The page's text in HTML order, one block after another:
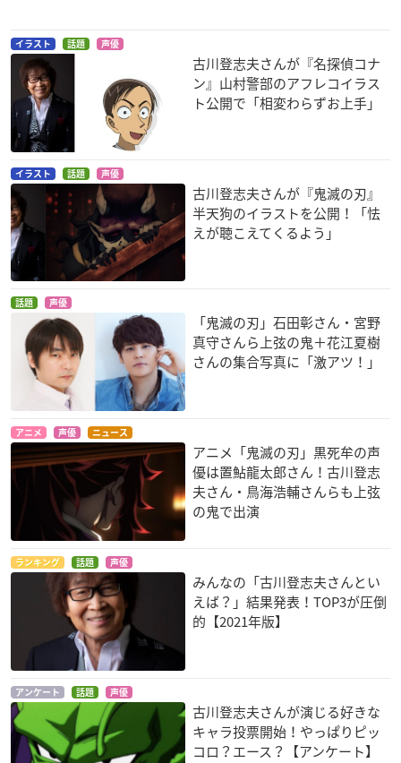
しかの恐怖
諸星あたる ピッコロ大魔王 諸星あたる
めぞん一刻 完結篇
坂本
うる星やつら 完結篇
あたる
うる星やつら 怒れ!
シャーベット
の陰謀
ルパン三世
ラムの未来はどうな
るっちゃ!?
諸星あたる
イラスト 話題 声優
古川登志夫さんが『名探偵コナ
ン』山村警部のアフレコイラス
ト公開で「相変わらずお上手」
イラスト 話題 声優
古川登志夫さんが『鬼滅の刃』
半天狗のイラストを公開！「怯
えが聴こえてくるよう」
話題 声優
「鬼滅の刃」石田彰さん・宮野
真守さんら上弦の鬼＋花江夏樹
さんの集合写真に「激アツ！」
アニメ 声優 ニュース
アニメ「鬼滅の刃」黒死牟の声
優は置鮎龍太郎さん！古川登志
夫さん・鳥海浩輔さんらも上弦
の鬼で出演
ランキング 話題 声優
みんなの「古川登志夫さんとい
えば？」結果発表！TOP3が圧倒
的【2021年版】
アンケート 話題 声優
古川登志夫さんが演じる好きな
キャラ投票開始！やっぱりピッ
コロ？エース？【アンケート】